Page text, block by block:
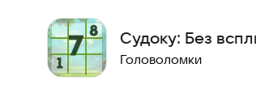
Судоку: Без
рекламы
Головоломки